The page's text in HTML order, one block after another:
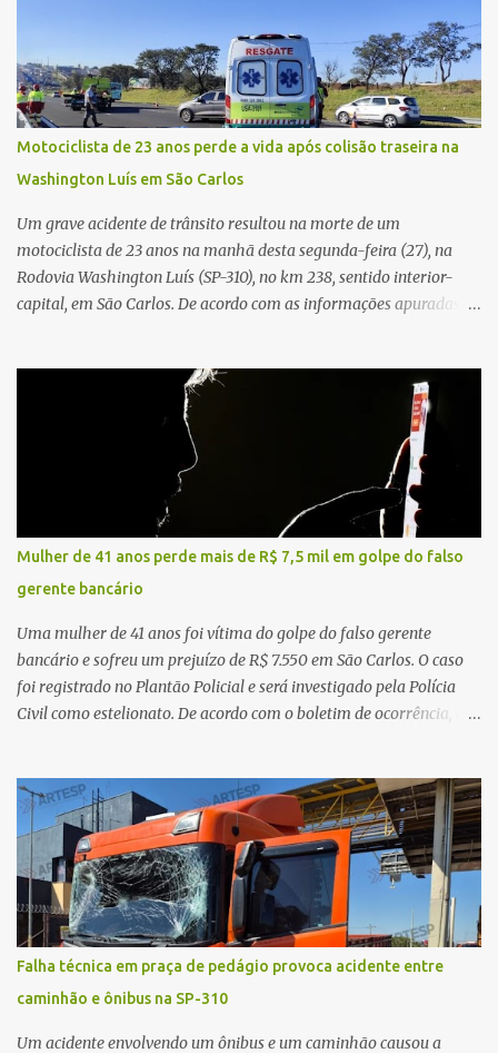
diversos disparos. Duas vítimas morreram ainda no local. Outras
três pessoas foram baleadas e socorridas. Até o momento, não
foram divulgadas informações oficiais sobre o estado de saúde dos
feridos. Equipes da Polícia Militar de Santa Gertrudes atenderam a
ocorrência e isolaram a área para o trabalho da perícia. Até a
última atualização, nenhum suspeito havia sido preso. A Polícia
Civil investigará a motivação da briga, a autoria dos disparos e as
circunstâncias do crime. A ocorrência segue em anda...
Motociclista de 23 anos perde a vida após colisão traseira na
Washington Luís em São Carlos
Um grave acidente de trânsito resultou na morte de um
motociclista de 23 anos na manhã desta segunda-feira (27), na
Rodovia Washington Luís (SP-310), no km 238, sentido interior-
capital, em São Carlos. De acordo com as informações apuradas no
veículo, o trânsito estava lento e congestionado devido a obras
realizadas na rodovia, momento em que ocorreu o impacto. Com
a violência da colisão, o motociclista foi arremessado ao solo.
Testemunhas relataram que o capacete teria se desprendido
durante o acidente. O jovem sofreu ferimentos gravíssimos e
morreu ainda no local. Equipes de resgate e de atendimento da
concessionária responsável pela rodovia foram acionadas e
realizaram a sinalização da via, além de prestarem socorro à
vítima. No entanto, o óbito foi constatado ainda no local do
acidente. A Polícia Militar Rodoviária compareceu para o registro
da ocorrência...
Mulher de 41 anos perde mais de R$ 7,5 mil em golpe do falso
gerente bancário
Uma mulher de 41 anos foi vítima do golpe do falso gerente
bancário e sofreu um prejuízo de R$ 7.550 em São Carlos. O caso
foi registrado no Plantão Policial e será investigado pela Polícia
Civil como estelionato. De acordo com o boletim de ocorrência, a
suspeito alegou que seria necessário atualizar o cadastro da conta
e passou a orientar a vítima sobre os procedimentos que deveriam
ser realizados. Dias depois, o golpista enviou um documento em
PDF simulando uma comunicação oficial da instituição financeira.
Na sequência, entrou em contato por telefone e encaminhou um
link, orientando a vítima a acessá-lo pelo computador para
concluir a suposta atualização cadastral. Após realizar o
procedimento, a conta bancária ficou bloqueada por algumas
horas. Sem conseguir acessar o sistema, a vítima tentou
novamente contato com o suposto gerente, mas não obteve
Falha técnica em praça de pedágio provoca acidente entre
caminhão e ônibus na SP-310
Um acidente envolvendo um ônibus e um caminhão causou a